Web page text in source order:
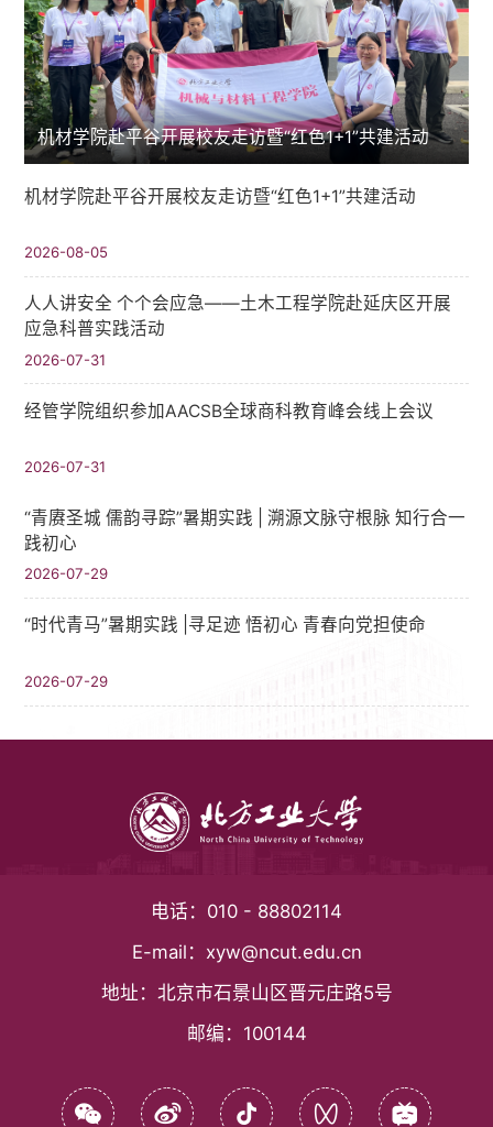
机材学院赴平谷开展校友走访暨“红色1+1”共建活动
机材学院赴平谷开展校友走访暨“红色1+1”共建活动
2026-08-05
人人讲安全 个个会应急——土木工程学院赴延庆区开展
应急科普实践活动
2026-07-31
经管学院组织参加AACSB全球商科教育峰会线上会议
2026-07-31
“青赓圣城 儒韵寻踪”暑期实践​ | 溯源文脉守根脉 知行合一
践初心
2026-07-29
“时代青马”暑期实践 |寻足迹 悟初心 青春向党担使命
2026-07-29
电话： 010 - 88802114
E-mail： xyw@ncut.edu.cn
地址： 北京市石景山区晋元庄路5号
邮编： 100144